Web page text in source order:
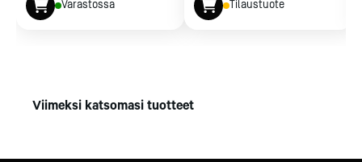
Varastossa
Tilaustuote
Viimeksi katsomasi tuotteet